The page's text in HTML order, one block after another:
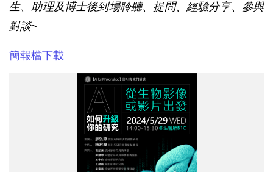
生、助理及博士後到場聆聽、提問、經驗分享、參與
對談~
簡報檔下載